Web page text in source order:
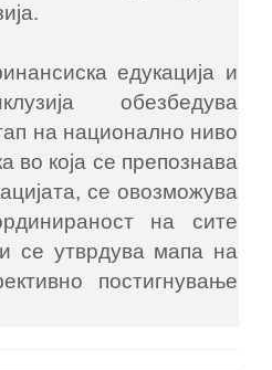
едукација и
обезбедува
на национално ниво
во која се препознава
се овозможува
на сите
се утврдува мапа на
постигнување